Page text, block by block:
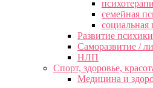
семейная
социальная
Развитие психики
Саморазвитие /
НЛП
Спорт, здоровье,
Медицина и